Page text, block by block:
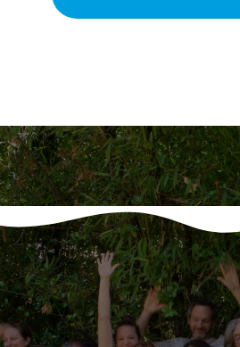
SANDRINE
Human
Administration
SANDRINE
Chargée des
Humaines et
gestion